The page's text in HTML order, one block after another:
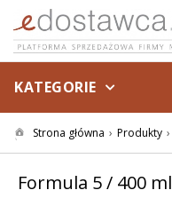
KATEGORIE
Strona główna Produkty
Formula 5 / 400 ml